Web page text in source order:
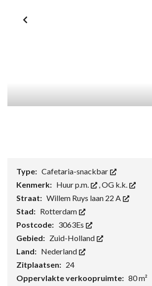
Type: Cafetaria-snackbar
Kenmerk: Huur p.m. ,OG k.k.
Straat: Willem Ruys laan 22 A
Stad: Rotterdam
Postcode: 3063Es
Gebied: Zuid-Holland
Land: Nederland
Zitplaatsen: 24
Oppervlakte verkoopruimte: 80 m²